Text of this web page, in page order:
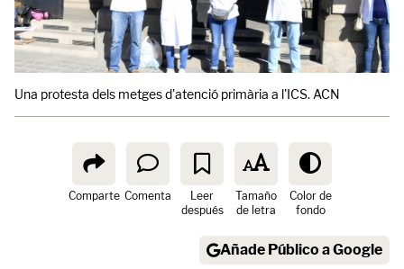
Una protesta dels metges d'atenció primària a l'ICS. ACN
Comparte Comenta
Leer
después
Tamaño
de letra
Color de
fondo
Añade Público a Google